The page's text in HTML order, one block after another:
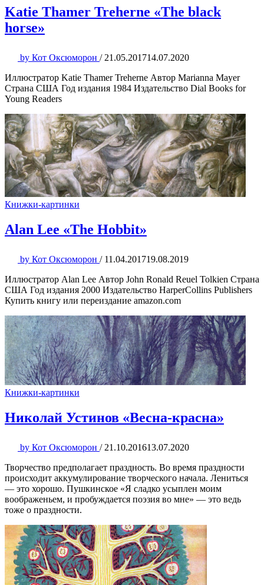
Katie Thamer Treherne «The black
horse»
by Кот Оксюморон / 21.05.201714.07.2020
Иллюстратор Katie Thamer Treherne Автор Marianna Mayer
Страна США Год издания 1984 Издательство Dial Books for
Young Readers
Книжки-картинки
Alan Lee «The Hobbit»
by Кот Оксюморон / 11.04.201719.08.2019
Иллюстратор Alan Lee Автор John Ronald Reuel Tolkien Страна
США Год издания 2000 Издательство HarperCollins Publishers
Купить книгу или переиздание amazon.com
Книжки-картинки
Николай Устинов «Весна-красна»
by Кот Оксюморон / 21.10.201613.07.2020
Творчество предполагает праздность. Во время праздности
происходит аккумулирование творческого начала. Лениться
— это хорошо. Пушкинское «Я сладко усыплен моим
воображеньем, и пробуждается поэзия во мне» — это ведь
тоже о праздности.